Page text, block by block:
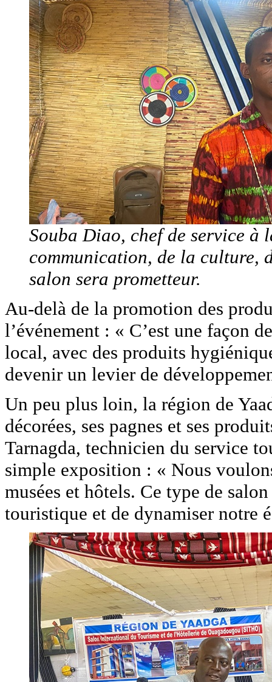
Souba Diao, chef de service
communication, de la culture,
salon sera prometteur.
Au-delà de la promotion des
l’événement : « C’est une façon
local, avec des produits
devenir un levier de
Un peu plus loin, la région de
décorées, ses pagnes et ses
Tarnagda, technicien du service
simple exposition : « Nous
musées et hôtels. Ce type de
touristique et de dynamiser notre